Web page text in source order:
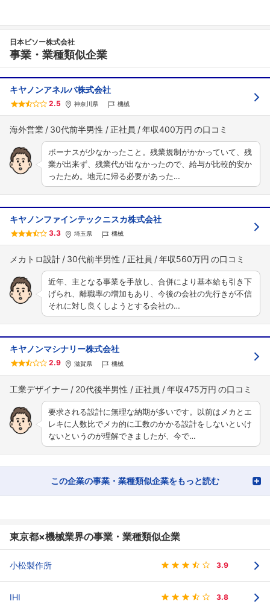
日本ビソー株式会社
事業・業種類似企業
キヤノンアネルバ株式会社
2.5 神奈川県 機械
海外営業 30代前半男性 正社員 年収400万円
ボーナスが少なかったこと。残業規制がかかっていて、残
業が出来ず、残業代が出なかったので、給与が比較的安か
ったため。地元に帰る必要があった…
キヤノンファインテックニスカ株式会社
3.3 埼玉県 機械
メカトロ設計 30代前半男性 正社員 年収560万円
近年、主となる事業を手放し、合併により基本給も引き下
げられ、離職率の増加もあり、今後の会社の先行きが不信
それに対し良くしようとする会社の…
キヤノンマシナリー株式会社
2.9 滋賀県 機械
工業デザイナー 20代後半男性 正社員 年収475万円
要求される設計に無理な納期が多いです。以前はメカとエ
レキに人数比でメカ的に工数のかかる設計をしないといけ
ないというのが理解できましたが、今で…
この企業の事業・業種類似企業をもっと読む
東京都×機械業界の事業・業種類似企業
小松製作所 3.9
IHI 3.8